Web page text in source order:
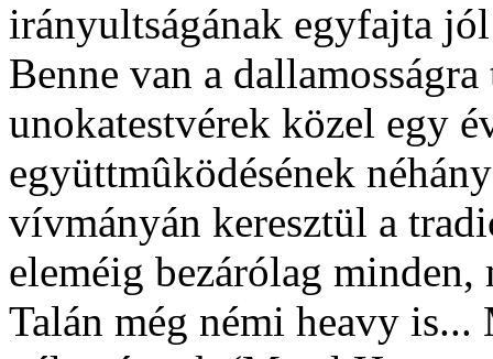
irányultságának egyfajta
Benne van a
unokatestvérek közel egy
együttmûködésének
vívmányán keresztül a
eleméig bezárólag
Talán még némi heavy is...